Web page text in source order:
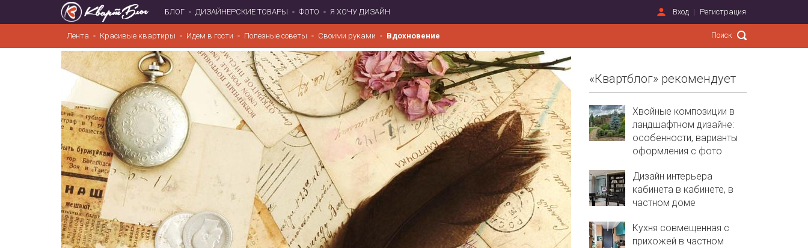
БЛОГ ДИЗАЙНЕРСКИЕ ТОВАРЫ ФОТО Я ХОЧУ ДИЗАЙН Вход Регистрация
Лента Красивые квартиры Идем в гости Полезные советы Своими руками Вдохновение
«Квартблог» рекомендует
Хвойные композиции в
ландшафтном дизайне:
особенности, варианты
оформления с фото
Дизайн интерьера
кабинета в кабинете, в
частном доме
Кухня совмещенная с
прихожей в частном